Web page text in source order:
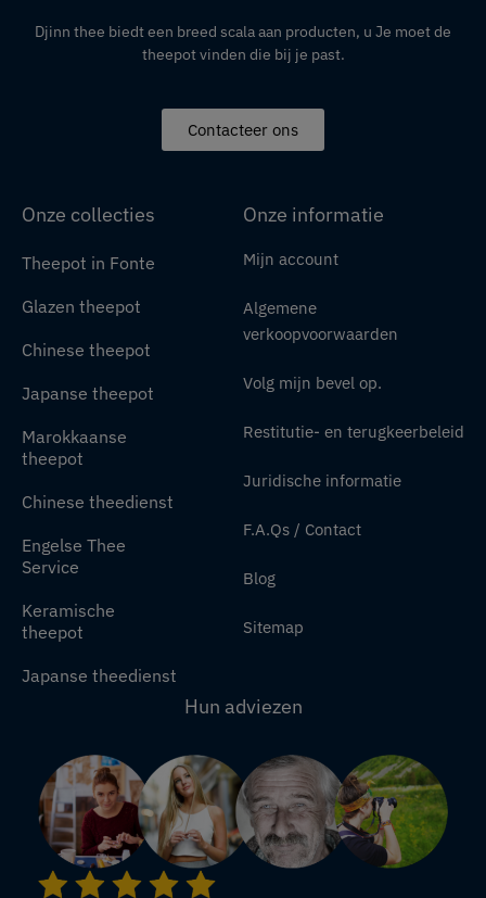
Djinn thee biedt een breed scala aan producten, u Je moet de
theepot vinden die bij je past.
Contacteer ons
Onze collecties
Theepot in Fonte
Glazen theepot
Chinese theepot
Japanse theepot
Marokkaanse
theepot
Chinese theedienst
Engelse Thee
Service
Keramische
theepot
Japanse theedienst
Onze informatie
Mijn account
Algemene
verkoopvoorwaarden
Volg mijn bevel op.
Restitutie- en terugkeerbeleid
Juridische informatie
F.A.Qs / Contact
Blog
Sitemap
Hun adviezen